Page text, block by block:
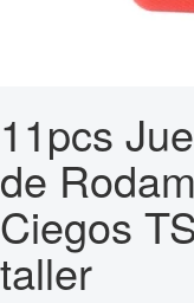
11pcs
de
Ciegos
taller